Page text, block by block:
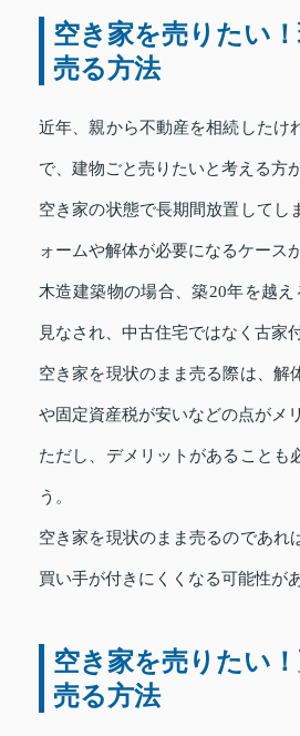
空き家を売りたい
売る方法
近年、親から不動産を相続したけ
で、建物ごと売りたいと考える方
空き家の状態で長期間放置してし
ォームや解体が必要になるケース
木造建築物の場合、築20年を越え
見なされ、中古住宅ではなく古家
空き家を現状のまま売る際は、解
や固定資産税が安いなどの点がメ
ただし、デメリットがあることも
う。
空き家を現状のまま売るのであれ
買い手が付きにくくなる可能性が
空き家を売りたい
売る方法